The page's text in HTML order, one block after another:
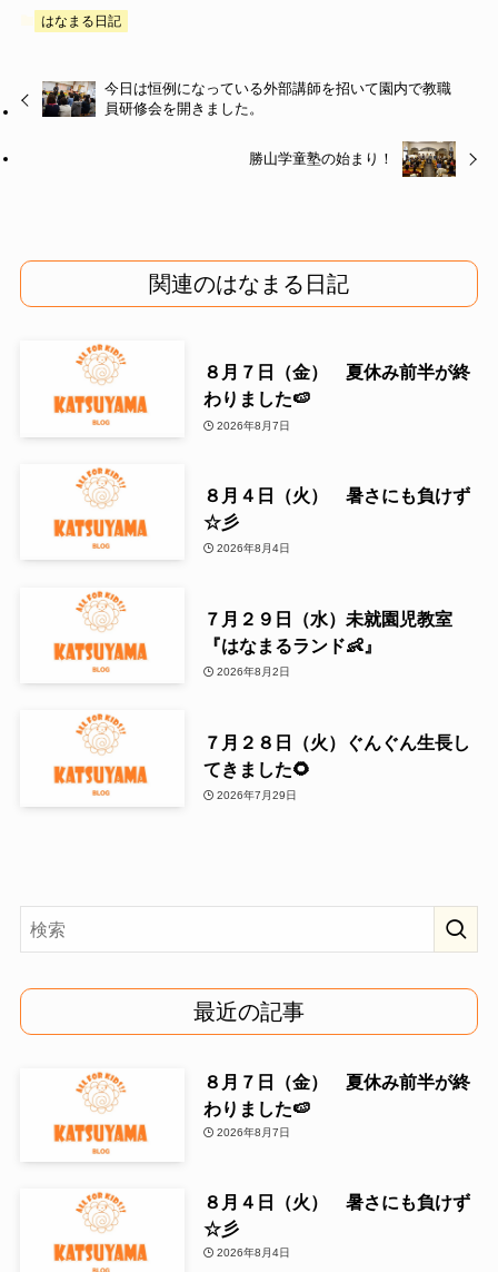
はなまる日記
今日は恒例になっている外部講師を招いて園内で教職
員研修会を開きました。
勝山学童塾の始まり！
関連のはなまる日記
８月７日（金） 夏休み前半が終
わりました🍉
2026年8月7日
８月４日（火） 暑さにも負けず
☆彡
2026年8月4日
７月２９日（水）未就園児教室
『はなまるランド👶』
2026年8月2日
７月２８日（火）ぐんぐん生長し
てきました🌻
2026年7月29日
最近の記事
８月７日（金） 夏休み前半が終
わりました🍉
2026年8月7日
８月４日（火） 暑さにも負けず
☆彡
2026年8月4日